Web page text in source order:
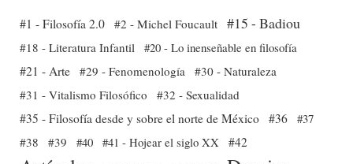
#1 - Filosofía 2.0 #2 - Michel Foucault #15 - Badiou
#18 - Literatura Infantil #20 - Lo inenseñable en filosofía
#21 - Arte #29 - Fenomenología
#30 - Naturaleza
#31 - Vitalismo Filosófico
#32 - Sexualidad
#35 - Filosofía desde y sobre el norte de México #36 #37
#38
#39 #40 #41 - Hojear el siglo XX #42